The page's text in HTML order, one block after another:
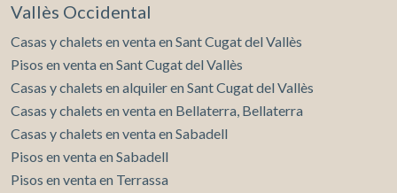
Vallès Occidental
Casas y chalets en venta en Sant Cugat del Vallès
Pisos en venta en Sant Cugat del Vallès
Casas y chalets en alquiler en Sant Cugat del Vallès
Casas y chalets en venta en Bellaterra, Bellaterra
Casas y chalets en venta en Sabadell
Pisos en venta en Sabadell
Pisos en venta en Terrassa